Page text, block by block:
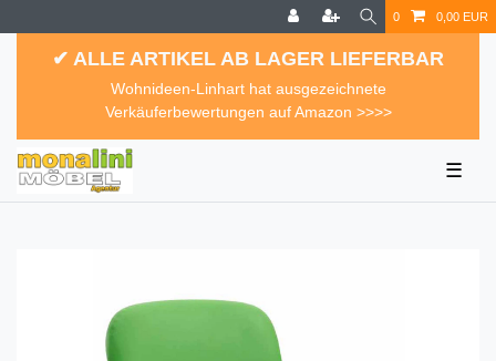
0 0,00 EUR
✔ ALLE ARTIKEL AB LAGER LIEFERBAR
Wohnideen-Linhart hat ausgezeichnete
Verkäuferbewertungen auf Amazon >>>>
☰